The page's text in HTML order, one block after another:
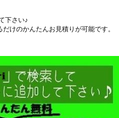
下さい♪
けのかんたんお見積りが可能です。